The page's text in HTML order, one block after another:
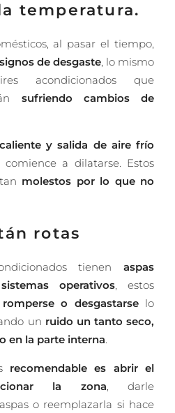
temperatura.
al pasar el tiempo,
de desgaste, lo mismo
acondicionados que
sufriendo cambios de
y salida de aire frío
a dilatarse. Estos
molestos por lo que no
rotas
tienen aspas
operativos, estos
romperse o desgastarselo
un ruido un tanto seco,
en la parte interna.
recomendable es abrir el
la zona, darle
o reemplazarla si hace